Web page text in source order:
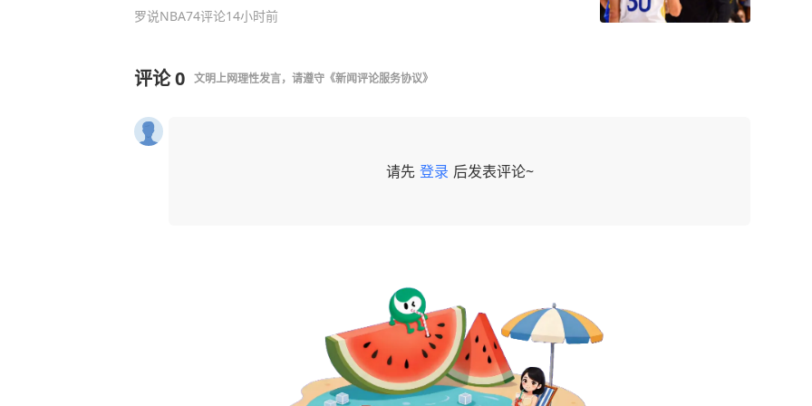
罗说NBA74评论14小时前
评论0 文明上网理性发言，请遵守 《新闻评论服务协议》
请先 登录 后发表评论~